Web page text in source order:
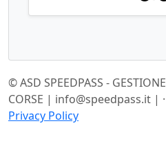
© ASD SPEEDPASS - GESTIONE
CORSE | info@speedpass.it | ·
Privacy Policy